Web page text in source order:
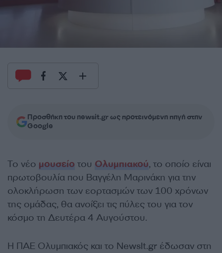
Προσθήκη του newsit.gr ως προτεινόμενη πηγή στην
Google
Το νέο μουσείο του Ολυμπιακού, το οποίο είναι
πρωτοβουλία που Βαγγέλη Μαρινάκη για την
ολοκλήρωση των εορτασμών των 100 χρόνων
της ομάδας, θα ανοίξει τις πύλες του για τον
κόσμο τη Δευτέρα 4 Αυγούστου.
Η ΠΑΕ Ολυμπιακός και το NewsIt.gr έδωσαν στη